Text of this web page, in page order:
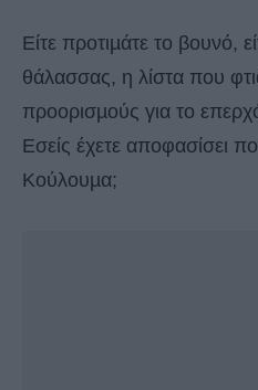
Είτε προτιµάτε το βουνό,
θάλασσας, η λίστα που
προορισµούς για το
Eσείς έχετε αποφασίσει
Κούλουµα;